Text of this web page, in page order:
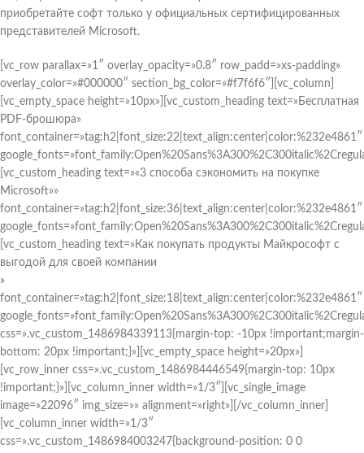
приобретайте софт только у официальных сертифицированных
представителей Microsoft.
[vc_row parallax=»1″ overlay_opacity=»0.8″ row_padd=»xs-padding»
overlay_color=»#000000″ section_bg_color=»#f7f6f6″][vc_column]
[vc_empty_space height=»10px»][vc_custom_heading text=»Бесплатная
PDF-брошюра»
font_container=»tag:h2|font_size:22|text_align:center|color:%232e4861″
[vc_custom_heading text=»«3 способа сэкономить на покупке
Microsoft»»
font_container=»tag:h2|font_size:36|text_align:center|color:%232e4861″
[vc_custom_heading text=»Как покупать продукты Майкрософт с
выгодой для своей компании
»
font_container=»tag:h2|font_size:18|text_align:center|color:%232e4861″
css=».vc_custom_1486984339113{margin-top: -10px !important;margin-
bottom: 20px !important;}»][vc_empty_space height=»20px»]
[vc_row_inner css=».vc_custom_1486984446549{margin-top: 10px
!important;}»][vc_column_inner width=»1/3″][vc_single_image
image=»22096″ img_size=»» alignment=»right»][/vc_column_inner]
[vc_column_inner width=»1/3″
css=».vc_custom_1486984003247{background-position: 0 0